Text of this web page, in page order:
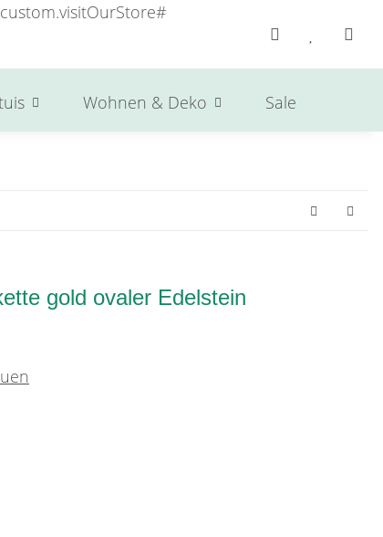
Wohnen & Deko Sale
gold ovaler Edelstein